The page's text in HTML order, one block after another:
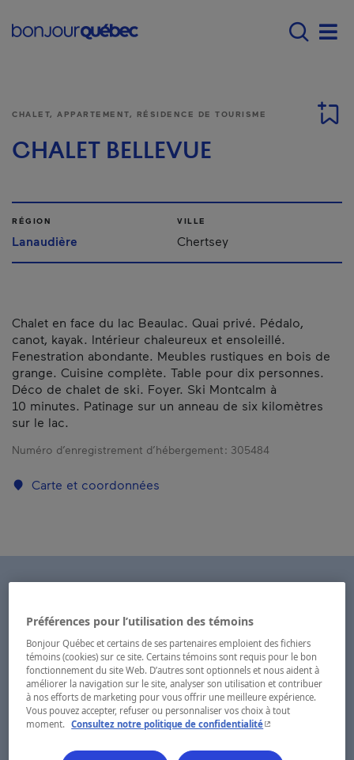
Main navigation -
CHALET, APPARTEMENT, RÉSIDENCE DE TOURISME
CHALET BELLEVUE
RÉGION
Lanaudière
VILLE
Chertsey
Chalet en face du lac Beaulac. Quai privé. Pédalo,
canot, kayak. Intérieur chaleureux et ensoleillé.
Fenestration abondante. Meubles rustiques en bois de
grange. Cuisine complète. Table pour dix personnes.
Déco de chalet de ski. Foyer. Ski Montcalm à
10 minutes. Patinage sur un anneau de six kilomètres
sur le lac.
Numéro d’enregistrement d’hébergement : 305484
Carte et coordonnées
Préférences pour l’utilisation des témoins
Bonjour Québec et certains de ses partenaires emploient des fichiers
témoins (cookies) sur ce site. Certains témoins sont requis pour le bon
fonctionnement du site Web. D’autres sont optionnels et nous aident à
améliorer la navigation sur le site, analyser son utilisation et contribuer
à nos efforts de marketing pour vous offrir une meilleure expérience.
Vous pouvez accepter, refuser ou personnaliser vos choix à tout
moment. Consultez notre politique de confidentialité- Cet hyperlien